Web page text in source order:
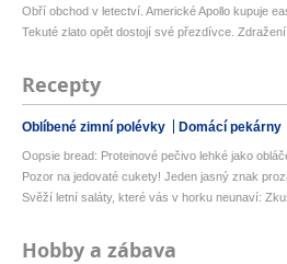
Obří obchod v letectví. Americké Apollo kupuje
Tekuté zlato opět dostojí své přezdívce. Zdražení
Recepty
Oblíbené zimní polévky Domácí pekárny
Oopsie bread: Proteinové pečivo lehké jako
Pozor na jedovaté cukety! Jeden jasný znak
Svěží letní saláty, které vás v horku neunaví:
Hobby a zábava